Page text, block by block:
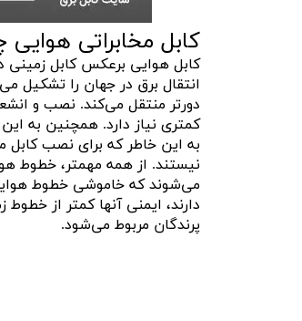
کابل مخابراتی
کابل هوایی برعکس کابل
انتقال برق در جهان را تشکیل
دورتر منتقل می‌کند. نصب و
کمتری نیاز دارد. همچنین به
به این خاطر که برای نصب کابل
نیستند. از همه مهمتر، خطوط
می‌شوند که خاموشی خطوط
دارند، ایمنی آنها کمتر از
پرندگان مربوط می‌شود.